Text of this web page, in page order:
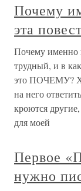
Почему
эта
Почему именно
трудный, и в
это ПОЧЕМУ?
на него
кроются
для моей
Первое
нужно